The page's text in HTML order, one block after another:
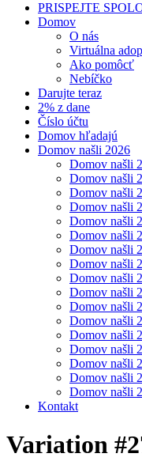
PRISPEJTE
Domov
O nás
Virtuálna
Ako pomôcť
Nebíčko
Darujte teraz
2% z dane
Číslo účtu
Domov hľadajú
Domov našli 2026
Domov našli
Domov našli
Domov našli
Domov našli
Domov našli
Domov našli
Domov našli
Domov našli
Domov našli
Domov našli
Domov našli
Domov našli
Domov našli
Domov našli
Domov našli
Domov našli
Domov našli
Kontakt
Variation